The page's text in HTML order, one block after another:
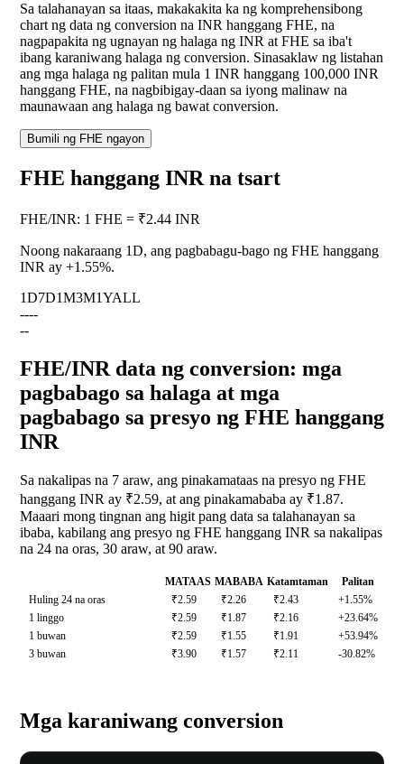
Sa talahanayan sa itaas, makakakita ka ng komprehensibong
chart ng data ng conversion na INR hanggang FHE, na
nagpapakita ng ugnayan ng halaga ng INR at FHE sa iba't
ibang karaniwang halaga ng conversion. Sinasaklaw ng listahan
ang mga halaga ng palitan mula 1 INR hanggang 100,000 INR
hanggang FHE, na nagbibigay-daan sa iyong malinaw na
maunawaan ang halaga ng bawat conversion.
Bumili ng FHE ngayon
FHE hanggang INR na tsart
FHE/INR: 1 FHE = ₹2.44 INR
Noong nakaraang 1D, ang pagbabagu-bago ng FHE hanggang
INR ay +1.55%.
1D7D1M3M1YALL
----
--
FHE/INR data ng conversion: mga
pagbabago sa halaga at mga
pagbabago sa presyo ng FHE hanggang
INR
Sa nakalipas na 7 araw, ang pinakamataas na presyo ng FHE
hanggang INR ay ₹2.59, at ang pinakamababa ay ₹1.87.
Maaari mong tingnan ang higit pang data sa talahanayan sa
ibaba, kabilang ang presyo ng FHE hanggang INR sa nakalipas
na 24 na oras, 30 araw, at 90 araw.
MATAAS MABABA Katamtaman
Palitan
Huling 24 na oras
₹2.59 ₹2.26 ₹2.43
+1.55%
1 linggo
₹2.59 ₹1.87 ₹2.16
+23.64%
1 buwan
₹2.59 ₹1.55 ₹1.91
+53.94%
3 buwan
₹3.90 ₹1.57 ₹2.11 -30.82%
Mga karaniwang conversion